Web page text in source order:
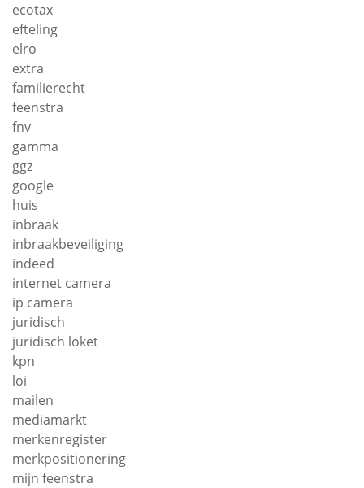
ecotax
efteling
elro
extra
familierecht
feenstra
fnv
gamma
ggz
google
huis
inbraak
inbraakbeveiliging
indeed
internet camera
ip camera
juridisch
juridisch loket
kpn
loi
mailen
mediamarkt
merkenregister
merkpositionering
mijn feenstra